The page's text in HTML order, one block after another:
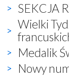
SEKCJA
Wielki
Medalik
Nowy